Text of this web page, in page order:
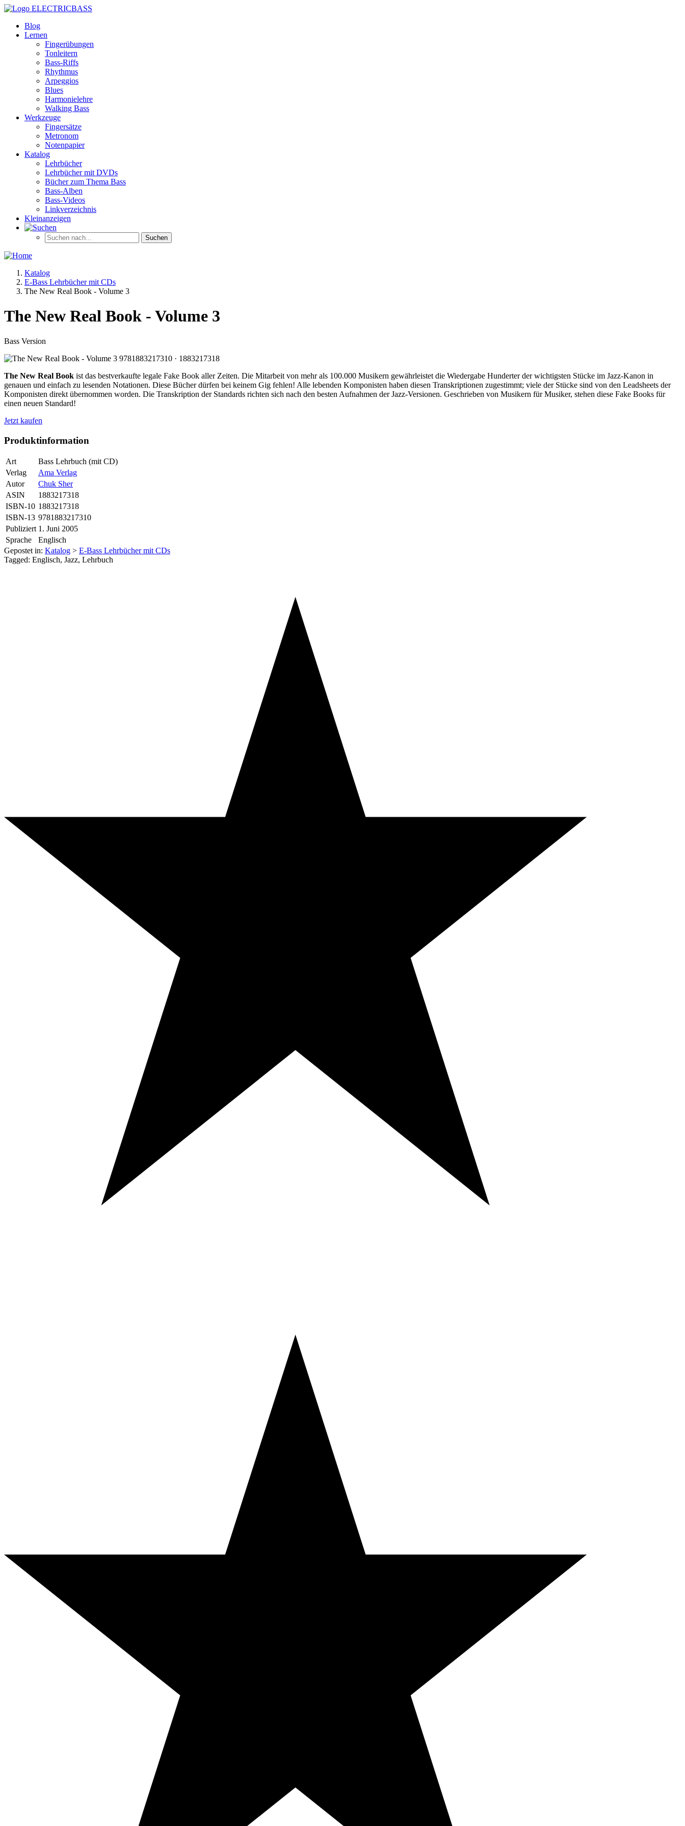
ELECTRICBASS
Blog
Lernen
Fingerübungen
Tonleitern
Bass-Riffs
Rhythmus
Arpeggios
Blues
Harmonielehre
Walking Bass
Werkzeuge
Fingersätze
Metronom
Notenpapier
Katalog
Lehrbücher
Lehrbücher mit DVDs
Bücher zum Thema Bass
Bass-Alben
Bass-Videos
Linkverzeichnis
Kleinanzeigen
Katalog
E-Bass Lehrbücher mit CDs
The New Real Book - Volume 3
The New Real Book - Volume 3
Bass Version
The New Real Book ist das bestverkaufte legale Fake Book aller Zeiten. Die Mitarbeit von mehr als 100.000 Musikern gewährleistet die Wiedergabe Hunderter der wichtigsten Stücke im Jazz-Kanon in
genauen und einfach zu lesenden Notationen. Diese Bücher dürfen bei keinem Gig fehlen! Alle lebenden Komponisten haben diesen Transkriptionen zugestimmt; viele der Stücke sind von den Leadsheets der
Komponisten direkt übernommen worden. Die Transkription der Standards richten sich nach den besten Aufnahmen der Jazz-Versionen. Geschrieben von Musikern für Musiker, stehen diese Fake Books für
einen neuen Standard!
Jetzt kaufen
Produktinformation
Art
Bass Lehrbuch (mit CD)
Verlag
Ama Verlag
Autor
Chuk Sher
ASIN
1883217318
ISBN-10 1883217318
ISBN-13 9781883217310
Publiziert 1. Juni 2005
Sprache
Englisch
Gepostet in: Katalog > E-Bass Lehrbücher mit CDs
Tagged: Englisch, Jazz, Lehrbuch